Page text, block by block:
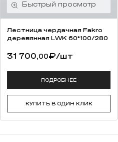
Лестница чердачная Fakro
деревянная LWK 60*100/280
31 700,00₽/шт
ПОДРОБНЕЕ
КУПИТЬ В ОДИН КЛИК